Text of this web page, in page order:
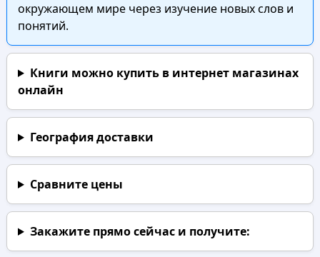
окружающем мире через изучение новых слов и
понятий.
Книги можно купить в интернет магазинах
онлайн
География доставки
Сравните цены
Закажите прямо сейчаси получите: